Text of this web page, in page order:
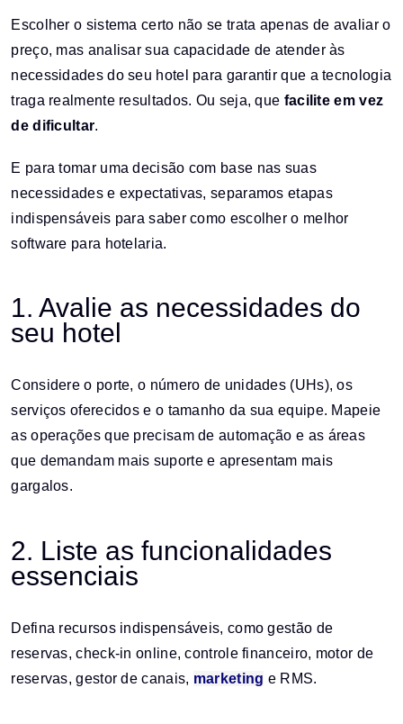
Escolher o sistema certo não se trata apenas de avaliar o
preço, mas analisar sua capacidade de atender às
necessidades do seu hotel para garantir que a tecnologia
traga realmente resultados. Ou seja, que facilite em vez
de dificultar.
E para tomar uma decisão com base nas suas
necessidades e expectativas, separamos etapas
indispensáveis para saber como escolher o melhor
software para hotelaria.
1. Avalie as necessidades do
seu hotel
Considere o porte, o número de unidades (UHs), os
serviços oferecidos e o tamanho da sua equipe. Mapeie
as operações que precisam de automação e as áreas
que demandam mais suporte e apresentam mais
gargalos.
2. Liste as funcionalidades
essenciais
Defina recursos indispensáveis, como gestão de
reservas, check-in online, controle financeiro, motor de
reservas, gestor de canais, marketing e RMS.